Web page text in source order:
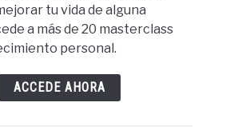
tu vida de alguna
a más de 20 masterclass
personal.
ACCEDE AHORA